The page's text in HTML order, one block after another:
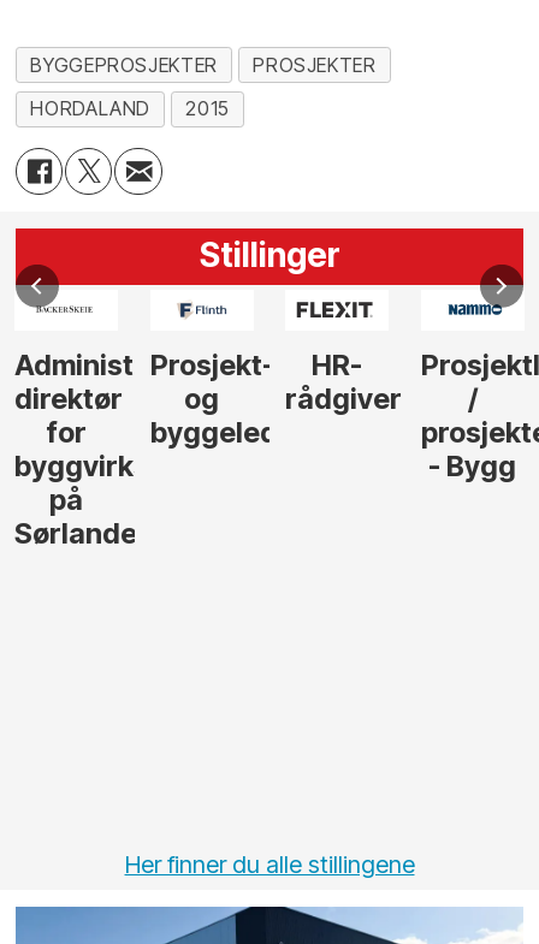
BYGGEPROSJEKTER
PROSJEKTER
HORDALAND
2015
Stillinger
Administrerende
direktør
for
byggvirksomhet
på
Sørlandet
Prosjekt-
og
byggeleder
HR-
rådgiver
/
- Bygg
Her finner du alle stillingene